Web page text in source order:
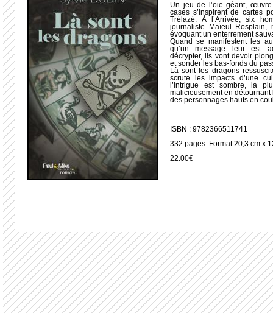
Un jeu de l’oie géant,
cases s’inspirent de cartes
Trélazé. À l’Arrivée, six
journaliste Maïeul Rosplain,
évoquant un enterrement
Quand se manifestent les
qu’un message leur est
décrypter, ils vont devoir
et sonder les bas-fonds du
Là sont les dragons
scrute les impacts d’une
l’intrigue est sombre, la
malicieusement en
des personnages hauts en
ISBN : 9782366511741
332 pages. Format 20,3 cm x
22.00€